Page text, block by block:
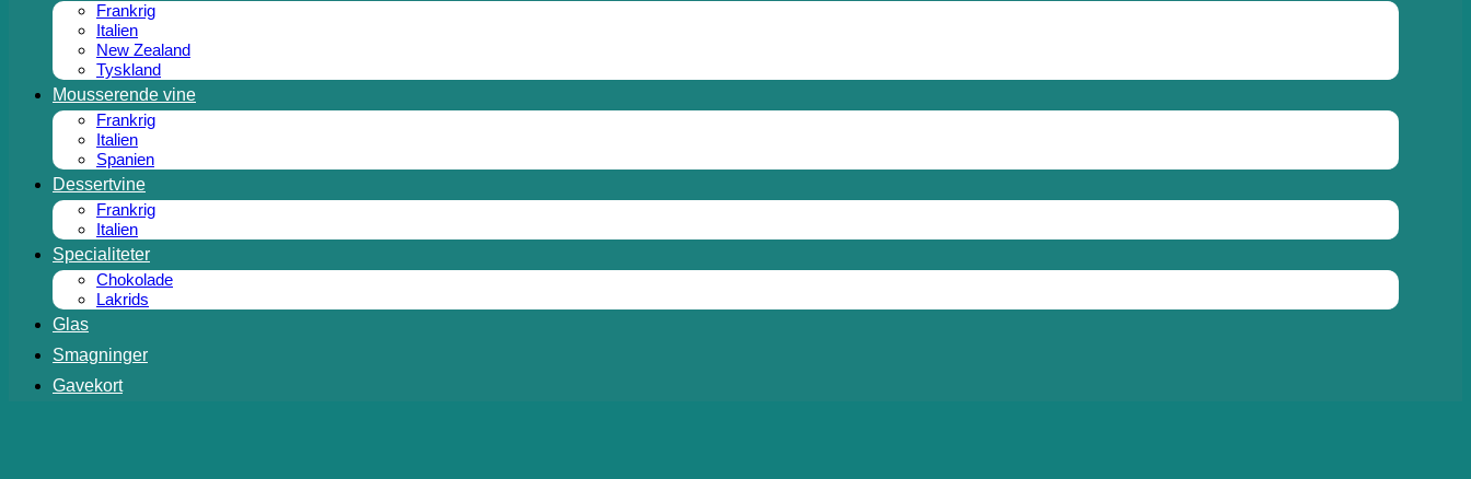
Frankrig
Italien
New Zealand
Tyskland
Mousserende vine
Frankrig
Italien
Spanien
Dessertvine
Frankrig
Italien
Specialiteter
Chokolade
Lakrids
Glas
Smagninger
Gavekort